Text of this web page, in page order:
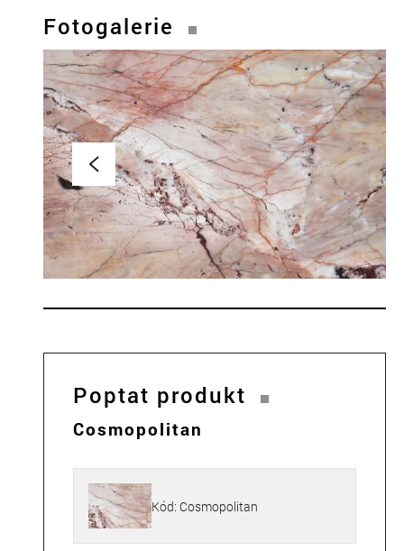
Fotogalerie
Poptat produkt
Cosmopolitan
Kód: Cosmopolitan